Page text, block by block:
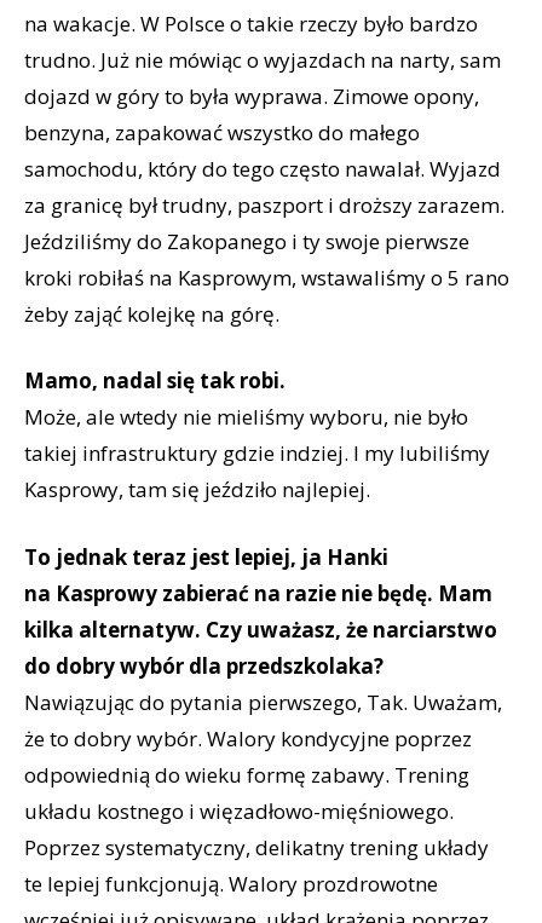
na wakacje. W Polsce o takie rzeczy było bardzo
trudno. Już nie mówiąc o wyjazdach na narty, sam
dojazd w góry to była wyprawa. Zimowe opony,
benzyna, zapakować wszystko do małego
samochodu, który do tego często nawalał. Wyjazd
za granicę był trudny, paszport i droższy zarazem.
Jeździliśmy do Zakopanego i ty swoje pierwsze
kroki robiłaś na Kasprowym, wstawaliśmy o 5 rano
żeby zająć kolejkę na górę.
Mamo, nadal się tak robi.
Może, ale wtedy nie mieliśmy wyboru, nie było
takiej infrastruktury gdzie indziej. I my lubiliśmy
Kasprowy, tam się jeździło najlepiej.
To jednak teraz jest lepiej, ja Hanki
na Kasprowy zabierać na razie nie będę. Mam
kilka alternatyw. Czy uważasz, że narciarstwo
do dobry wybór dla przedszkolaka?
Nawiązując do pytania pierwszego, Tak. Uważam,
że to dobry wybór. Walory kondycyjne poprzez
odpowiednią do wieku formę zabawy. Trening
układu kostnego i więzadłowo-mięśniowego.
Poprzez systematyczny, delikatny trening układy
te lepiej funkcjonują. Walory prozdrowotne